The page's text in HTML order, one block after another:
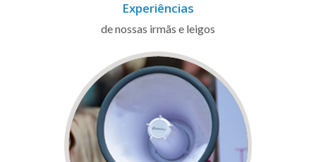
Experiências
de nossas irmãs e leigos